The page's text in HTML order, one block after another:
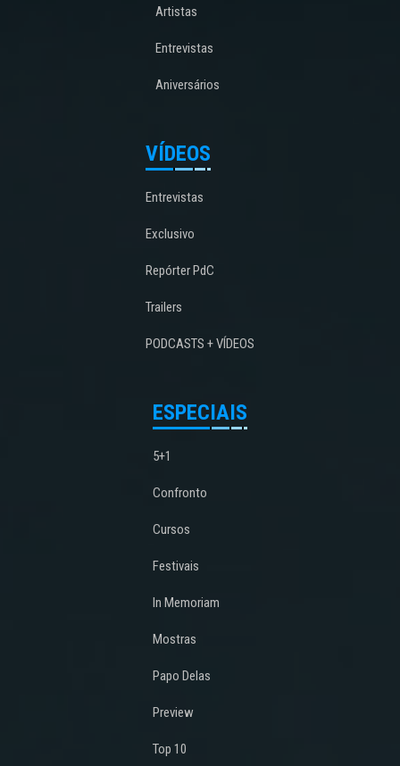
Artistas
Entrevistas
Aniversários
VÍDEOS
Entrevistas
Exclusivo
Repórter PdC
Trailers
PODCASTS + VÍDEOS
ESPECIAIS
5+1
Confronto
Cursos
Festivais
In Memoriam
Mostras
Papo Delas
Preview
Top 10